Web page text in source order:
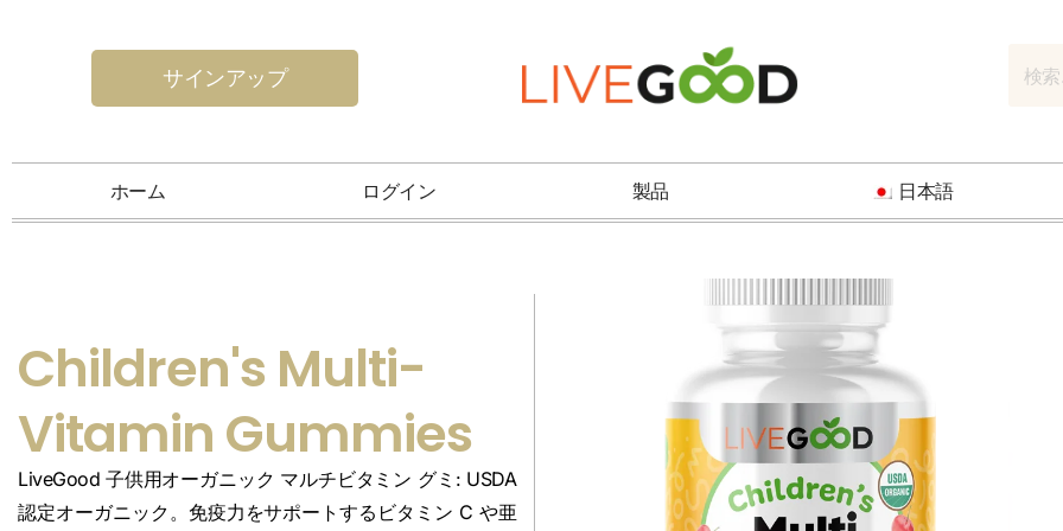
サインアップ
ホーム ログイン 製品 日本語
Children's Multi-
Vitamin Gummies
LiveGood 子供用オーガニック マルチビタミン グミ: USDA
認定オーガニック。免疫力をサポートするビタミン C や亜